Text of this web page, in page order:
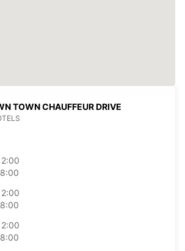
TOWN CHAUFFEUR DRIVE